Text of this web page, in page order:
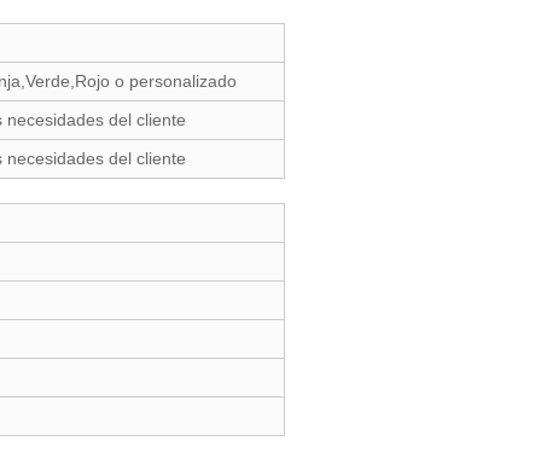
o personalizado
necesidades del cliente
necesidades del cliente